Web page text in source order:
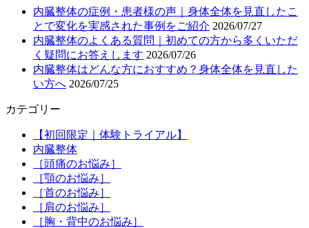
内臓整体の症例・患者様の声｜身体全体を見直したこ
とで変化を実感された事例をご紹介 2026/07/27
内臓整体のよくある質問｜初めての方から多くいただ
く疑問にお答えします 2026/07/26
内臓整体はどんな方におすすめ？身体全体を見直した
い方へ 2026/07/25
カテゴリー
【初回限定｜体験トライアル】
内臓整体
［頭痛のお悩み］
［顎のお悩み］
［首のお悩み］
［肩のお悩み］
［胸・背中のお悩み］